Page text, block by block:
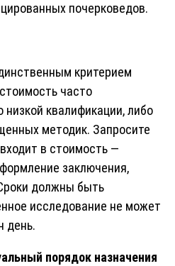
почерковедов.
критерием
часто
низкой квалификации, либо
методик. Запросите
в стоимость —
заключения,
должны быть
исследование не может
день.
порядок назначения